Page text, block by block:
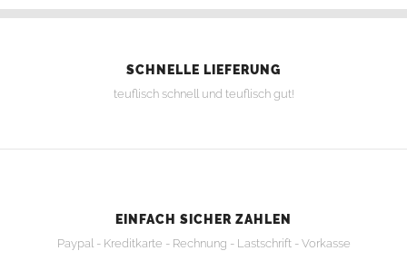
SCHNELLE LIEFERUNG
teuflisch schnell und teuflisch gut!
EINFACH SICHER ZAHLEN
Paypal - Kreditkarte - Rechnung - Lastschrift - Vorkasse